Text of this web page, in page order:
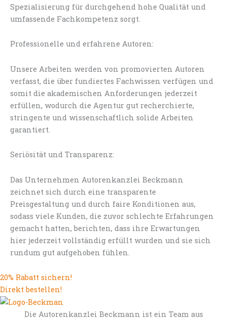
Spezialisierung für durchgehend hohe Qualität und
umfassende Fachkompetenz sorgt.
Professionelle und erfahrene Autoren:
Unsere Arbeiten werden von promovierten Autoren
verfasst, die über fundiertes Fachwissen verfügen und
somit die akademischen Anforderungen jederzeit
erfüllen, wodurch die Agentur gut recherchierte,
stringente und wissenschaftlich solide Arbeiten
garantiert.
Seriösität und Transparenz:
Das Unternehmen Autorenkanzlei Beckmann
zeichnet sich durch eine transparente
Preisgestaltung und durch faire Konditionen aus,
sodass viele Kunden, die zuvor schlechte Erfahrungen
gemacht hatten, berichten, dass ihre Erwartungen
hier jederzeit vollständig erfüllt wurden und sie sich
rundum gut aufgehoben fühlen.
20% Rabatt sichern!
Direkt bestellen!
Die Autorenkanzlei Beckmann ist ein Team aus